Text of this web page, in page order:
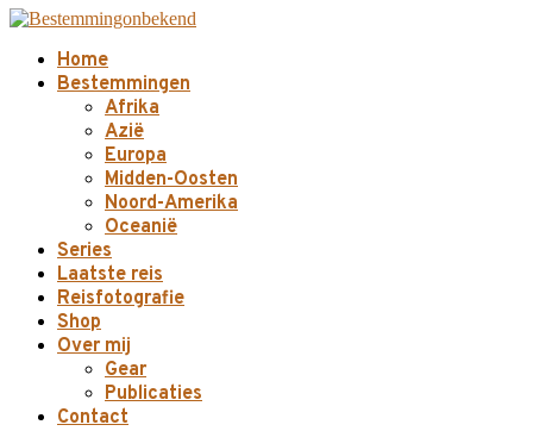
Home
Bestemmingen
Afrika
Azië
Europa
Midden-Oosten
Noord-Amerika
Oceanië
Series
Laatste reis
Reisfotografie
Shop
Over mij
Gear
Publicaties
Contact